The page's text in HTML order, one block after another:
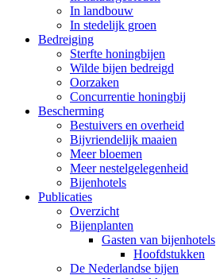
In landbouw
In stedelijk groen
Bedreiging
Sterfte honingbijen
Wilde bijen bedreigd
Oorzaken
Concurrentie honingbij
Bescherming
Bestuivers en overheid
Bijvriendelijk maaien
Meer bloemen
Meer nestelgelegenheid
Bijenhotels
Publicaties
Overzicht
Bijenplanten
Gasten van bijenhotels
Hoofdstukken
De Nederlandse bijen